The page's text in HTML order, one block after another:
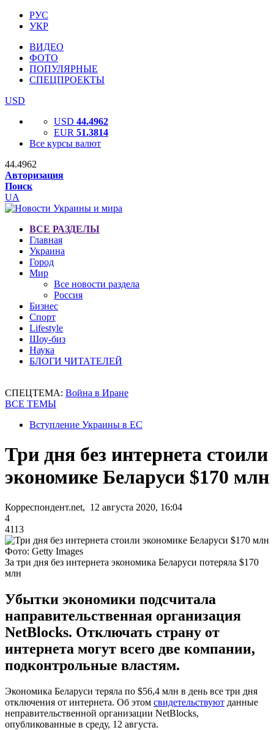
РУС
УКР
ВИДЕО
ФОТО
ПОПУЛЯРНЫЕ
СПЕЦПРОЕКТЫ
USD
USD 44.4962
EUR 51.3814
Все курсы валют
44.4962
Авторизация
Поиск
UA
ВСЕ РАЗДЕЛЫ
Главная
Украина
Город
Мир
Все новости раздела
Россия
Бизнес
Спорт
Lifestyle
Шоу-биз
Наука
БЛОГИ ЧИТАТЕЛЕЙ
СПЕЦТЕМА: Война в Иране
ВСЕ ТЕМЫ
Вступление Украины в ЕС
Три дня без интернета стоили
экономике Беларуси $170 млн
Корреспондент.net, 12 августа 2020, 16:04
4
4113
Фото: Getty Images
За три дня без интернета экономика Беларуси потеряла $170
млн
Убытки экономики подсчитала
направительственная организация
NetBlocks. Отключать страну от
интернета могут всего две компании,
подконтрольные властям.
Экономика Беларуси теряла по $56,4 млн в день все три дня
отключения от интернета. Об этом свидетельствуют данные
неправительственной организации NetBlocks,
опубликованные в среду, 12 августа.